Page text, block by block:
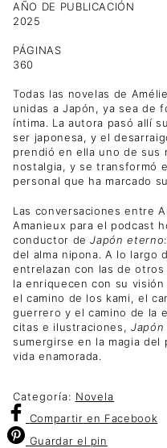
AÑO DE PUBLICACIÓN
2025
PÁGINAS
360
Todas las novelas de
unidas a Japón, ya sea de
íntima. La autora pasó allí
ser japonesa, y el
prendió en ella uno de sus
nostalgia, y se transformó
personal que ha marcado
Las conversaciones entre
Amanieux para el podcast
conductor deJapón eterno
del alma nipona. A lo largo
entrelazan con las de
la enriquecen con su
el camino de los kami, el
guerrero y el camino de la
citas e ilustraciones,
sumergirse en la magia
vida enamorada.
Categoría: Novela
Compartir en Facebook
Guardar el pin